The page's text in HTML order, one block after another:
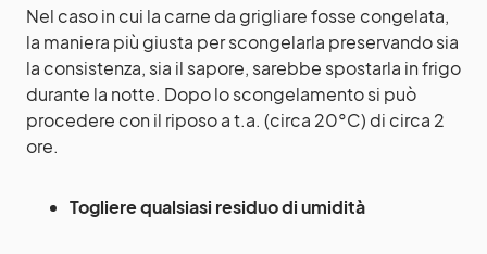
Nel caso in cui la carne da grigliare fosse congelata,
la maniera più giusta per scongelarla preservando sia
la consistenza, sia il sapore, sarebbe spostarla in frigo
durante la notte. Dopo lo scongelamento si può
procedere con il riposo a t.a. (circa 20°C) di circa 2
ore.
Togliere qualsiasi residuo di umidità